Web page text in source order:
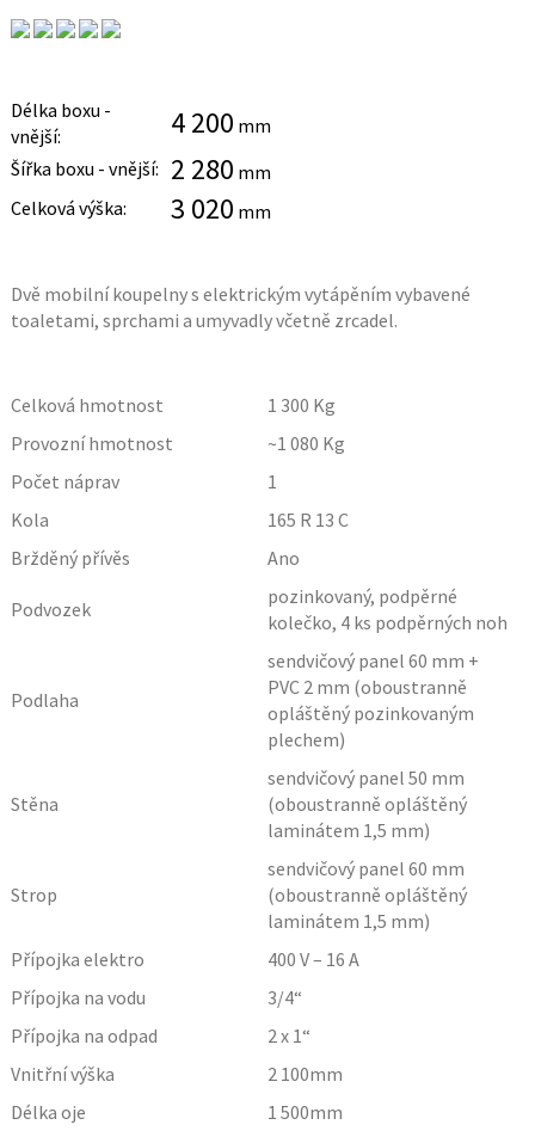
Délka boxu -
vnější:
4 200 mm
Šířka boxu - vnější: 2 280 mm
Celková výška:
3 020 mm
Dvě mobilní koupelny s elektrickým vytápěním vybavené
toaletami, sprchami a umyvadly včetně zrcadel.
Celková hmotnost 1 300 Kg
Provozní hmotnost
~1 080 Kg
Počet náprav
1
Kola
165 R 13 C
Bržděný přívěs
Ano
Podvozek
pozinkovaný, podpěrné
kolečko, 4 ks podpěrných noh
Podlaha
sendvičový panel 60 mm +
PVC 2 mm (oboustranně
opláštěný pozinkovaným
plechem)
Stěna
sendvičový panel 50 mm
(oboustranně opláštěný
laminátem 1,5 mm)
Strop
sendvičový panel 60 mm
(oboustranně opláštěný
laminátem 1,5 mm)
Přípojka elektro
400 V – 16 A
Přípojka na vodu
3/4“
Přípojka na odpad
2 x 1“
Vnitřní výška
2 100mm
Délka oje
1 500mm